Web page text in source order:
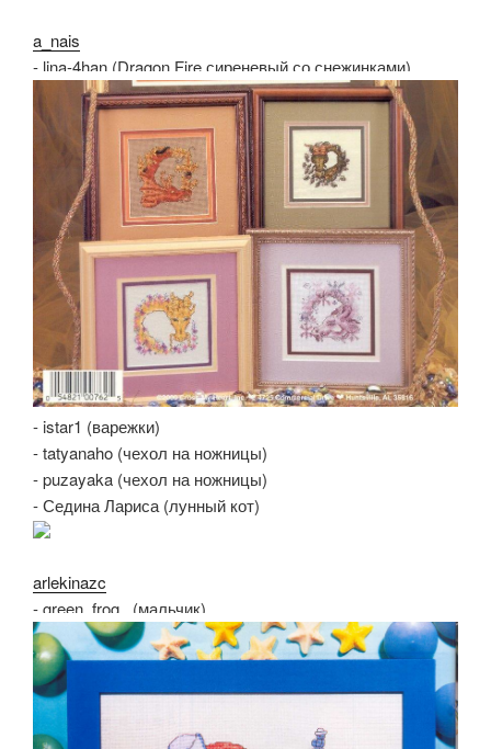
a_nais
- lina-4han (Dragon Fire сиреневый со снежинками)
- istar1 (варежки)
- tatyanaho (чехол на ножницы)
- puzayaka (чехол на ножницы)
- Седина Лариса (лунный кот)
arlekinazc
- green_frog_ (мальчик)